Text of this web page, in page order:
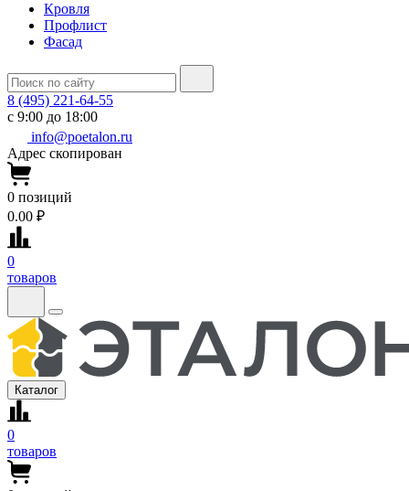
Кровля
Профлист
Фасад
8 (495) 221-64-55
с 9:00 до 18:00
info@poetalon.ru
Адрес скопирован
0 позиций
0.00 ₽
0
товаров
Каталог
0
товаров